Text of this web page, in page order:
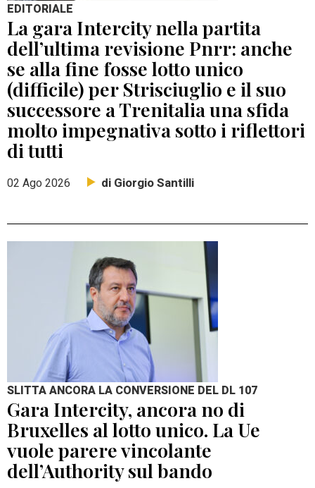
EDITORIALE
La gara Intercity nella partita
dell’ultima revisione Pnrr: anche
se alla fine fosse lotto unico
(difficile) per Strisciuglio e il suo
successore a Trenitalia una sfida
molto impegnativa sotto i riflettori
di tutti
02 Ago 2026 di Giorgio Santilli
SLITTA ANCORA LA CONVERSIONE DEL DL 107
Gara Intercity, ancora no di
Bruxelles al lotto unico. La Ue
vuole parere vincolante
dell’Authority sul bando